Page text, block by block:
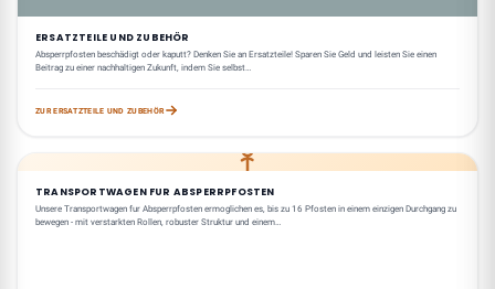
ERSATZTEILE UND ZUBEHÖR
Absperrpfosten beschädigt oder kaputt? Denken Sie an Ersatzteile! Sparen Sie Geld und leisten Sie einen
Beitrag zu einer nachhaltigen Zukunft, indem Sie selbst…
ZUR ERSATZTEILE UND ZUBEHÖR
TRANSPORTWAGEN FUR ABSPERRPFOSTEN
Unsere Transportwagen fur Absperrpfosten ermoglichen es, bis zu 16 Pfosten in einem einzigen Durchgang zu
bewegen - mit verstarkten Rollen, robuster Struktur und einem…